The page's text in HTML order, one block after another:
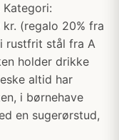
(regalo 20% fra
rustfrit stål fra A
holder drikke
altid har
i børnehave
en sugerørstud,